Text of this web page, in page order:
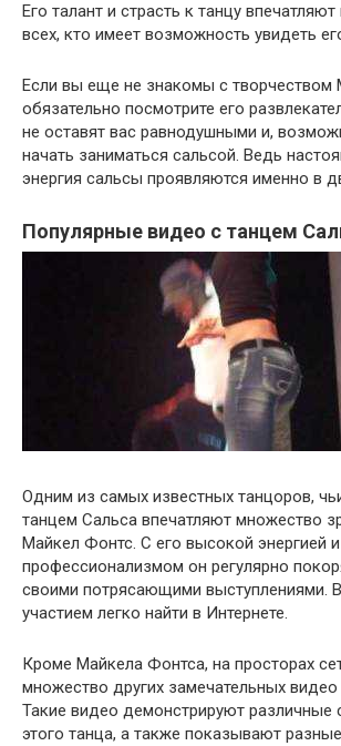
Его талант и страсть к танцу
всех, кто имеет возможность увидеть
Если вы еще не знакомы с творчеством
обязательно посмотрите его
не оставят вас равнодушными и,
начать заниматься сальсой. Ведь
энергия сальсы проявляются именно в
Популярные видео с танцем
Одним из самых известных танцоров,
танцем Сальса впечатляют множество
Майкел Фонтс. С его высокой энергией и
профессионализмом он регулярно
своими потрясающими выступлениями.
участием легко найти в Интернете.
Кроме Майкела Фонтса, на просторах
множество других замечательных
Такие видео демонстрируют различные
этого танца, а также показывают